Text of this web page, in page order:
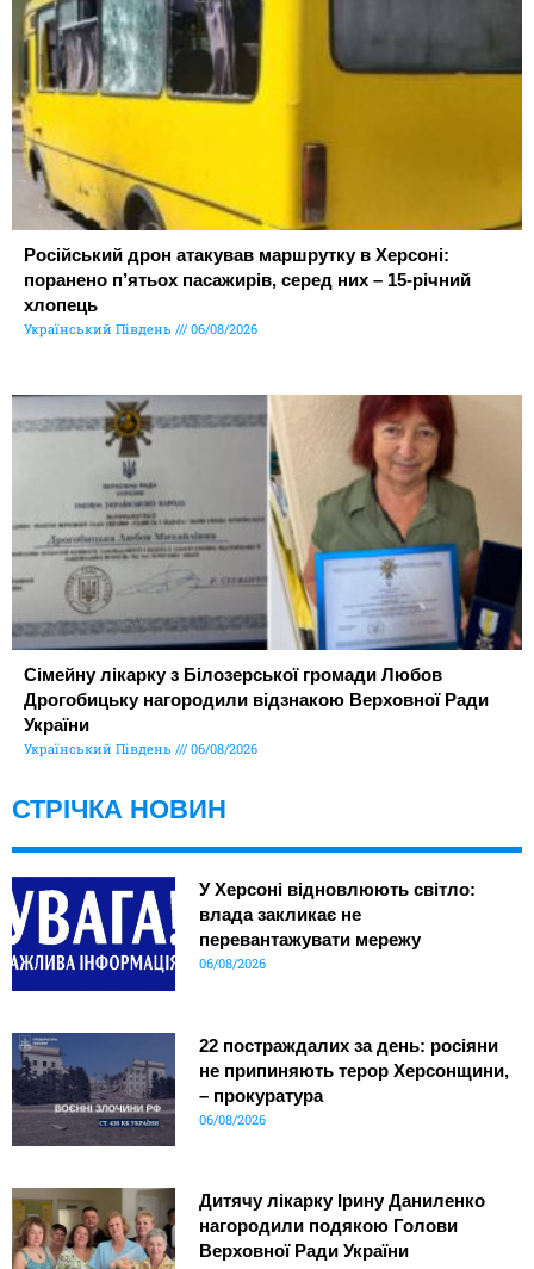
Російський дрон атакував маршрутку в Херсоні:
поранено п’ятьох пасажирів, серед них – 15-річний
хлопець
Український Південь 06/08/2026
Сімейну лікарку з Білозерської громади Любов
Дрогобицьку нагородили відзнакою Верховної Ради
України
Український Південь 06/08/2026
СТРІЧКА НОВИН
У Херсоні відновлюють світло:
влада закликає не
перевантажувати мережу
06/08/2026
22 постраждалих за день: росіяни
не припиняють терор Херсонщини,
– прокуратура
06/08/2026
Дитячу лікарку Ірину Даниленко
нагородили подякою Голови
Верховної Ради України